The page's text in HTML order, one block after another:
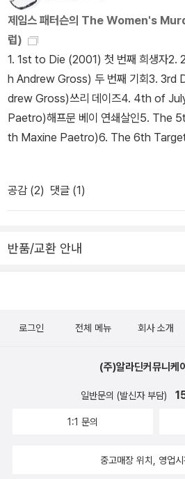
수 있기를 바란다.금기에의 도전이라고?
베일이 더 궁금하다. 이 작가의 상상력의
4편이다.이 작가의 작품은 늘 실제 사건
다.전작이 좋았으니 기대해본다.
제임스 패터슨의 The Women's
럽)
1. 1st to Die (2001) 첫 번째 희생자
h Andrew Gross) 두 번째 기회3.
drew Gross)쓰리 데이즈4. 4th of
Paetro)해프문 베이 연쇄살인5.
th Maxine Paetro)6. The 6th
onfession (2009) (with Maxine
0)
공감 (2) 댓글 (1)
반품/교환 안내
로그인 전체 메뉴 회사 소개
(주)알라딘커뮤니케
일반문의 (발신자 부담)
1:1 문의
중고매장 위치, 영업시